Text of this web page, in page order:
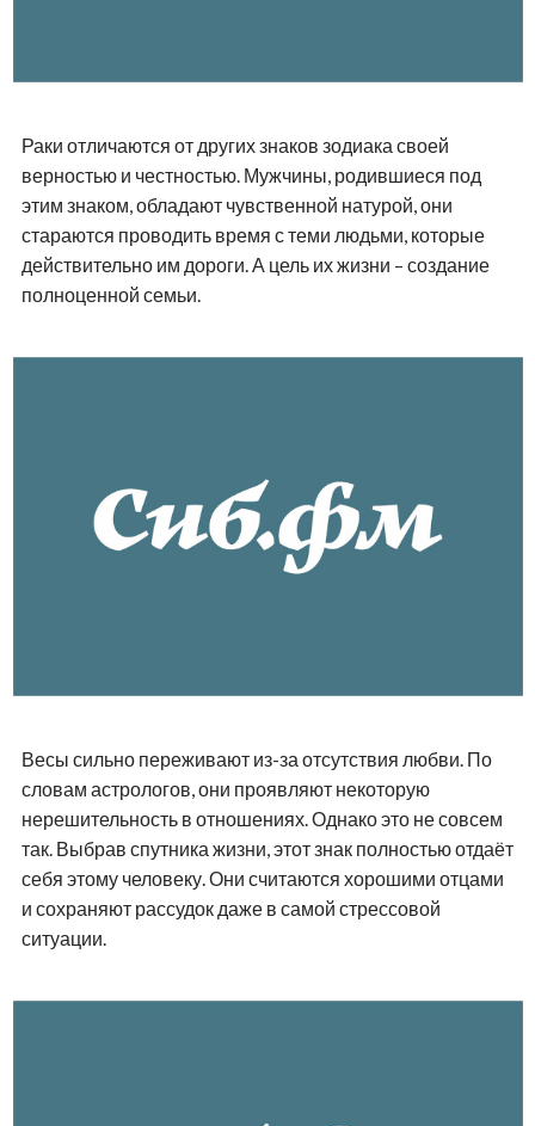
Раки отличаются от других знаков зодиака своей
верностью и честностью. Мужчины, родившиеся под
этим знаком, обладают чувственной натурой, они
стараются проводить время с теми людьми, которые
действительно им дороги. А цель их жизни – создание
полноценной семьи.
Весы сильно переживают из-за отсутствия любви. По
словам астрологов, они проявляют некоторую
нерешительность в отношениях. Однако это не совсем
так. Выбрав спутника жизни, этот знак полностью отдаёт
себя этому человеку. Они считаются хорошими отцами
и сохраняют рассудок даже в самой стрессовой
ситуации.